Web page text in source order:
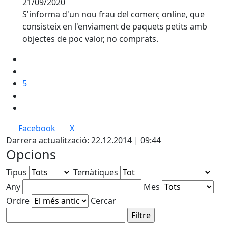
S'informa d'un nou frau del comerç online, que
consisteix en l'enviament de paquets petits amb
objectes de poc valor, no comprats.
5
Facebook
X
Darrera actualització: 22.12.2014 | 09:44
Opcions
Tipus
Temàtiques
Any
Mes
Ordre
Cercar